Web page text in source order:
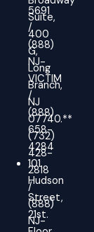
5691
/
(888)
NJ-
VICTIM
/
(888)
658-
4284
101
Hudson
Street,
21st.
Suite,
400
G,
Long
Branch,
NJ
07740.**
(732)
428-
2818
/
(888)
NJ-